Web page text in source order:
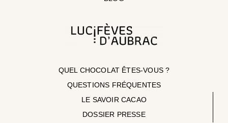
QUEL CHOCOLAT ÊTES-VOUS ?
QUESTIONS FRÉQUENTES
LE SAVOIR CACAO
DOSSIER PRESSE